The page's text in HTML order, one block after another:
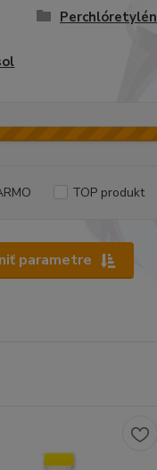
Perchlóretylén
parametre
TOP produkt